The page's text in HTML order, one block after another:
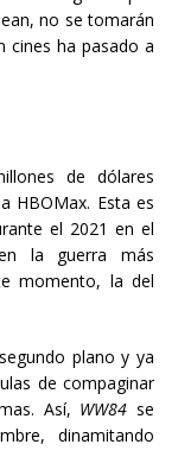
no se tomarán
cines ha pasado a
de dólares
HBOMax. Esta es
el 2021 en el
la guerra más
momento, la del
plano y ya
de compaginar
Así, WW84 se
dinamitando